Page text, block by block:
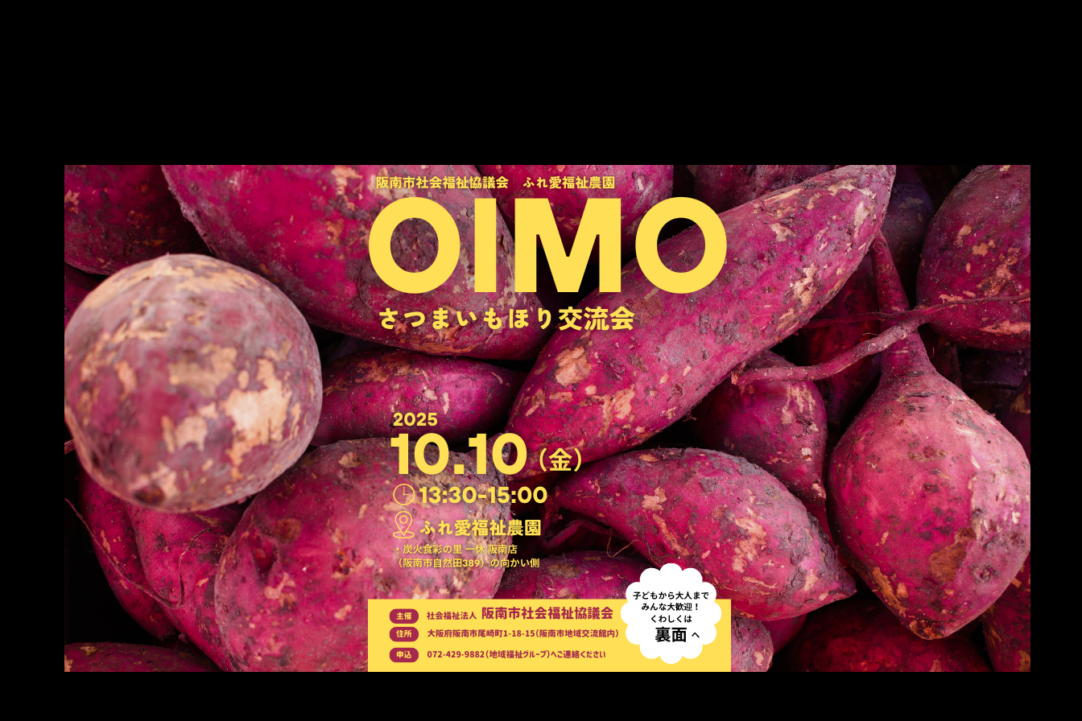
メ
イ
ン
コ
ン
テ
ン
ツ
へ
移
動